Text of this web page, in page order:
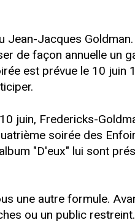
Jacques
de façon annuelle un
est prévue le 10 juin
juin, Fredericks-
soirée des
"D'eux" lui sont
une autre formule.
ou un public